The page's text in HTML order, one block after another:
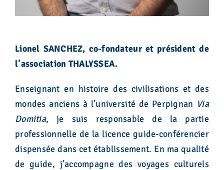
Lionel SANCHEZ, co-fondateur et président de
l’association THALYSSEA.
Enseignant en histoire des civilisations et des
mondes anciens à l’université de Perpignan Via
Domitia, je suis responsable de la partie
professionnelle de la licence guide-conférencier
dispensée dans cet établissement. En ma qualité
de guide, j’accompagne des voyages culturels